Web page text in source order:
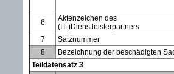
6
Aktenzeichen des
(IT-)Dienstleisterpartners
7
Satznummer
8
Bezeichnung der beschädigten
Teildatensatz 3